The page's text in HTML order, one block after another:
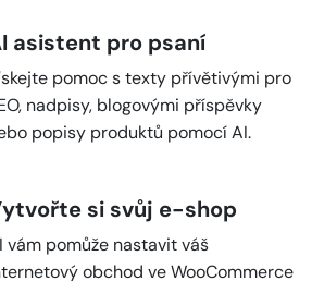
asistent pro psaní
pomoc s texty přívětivými pro
nadpisy, blogovými příspěvky
popisy produktů pomocí AI.
si svůj e-shop
vám pomůže nastavit váš
obchod ve WooCommerce